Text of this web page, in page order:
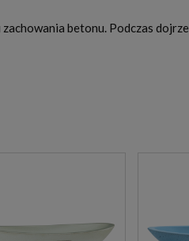
betonu. Podczas